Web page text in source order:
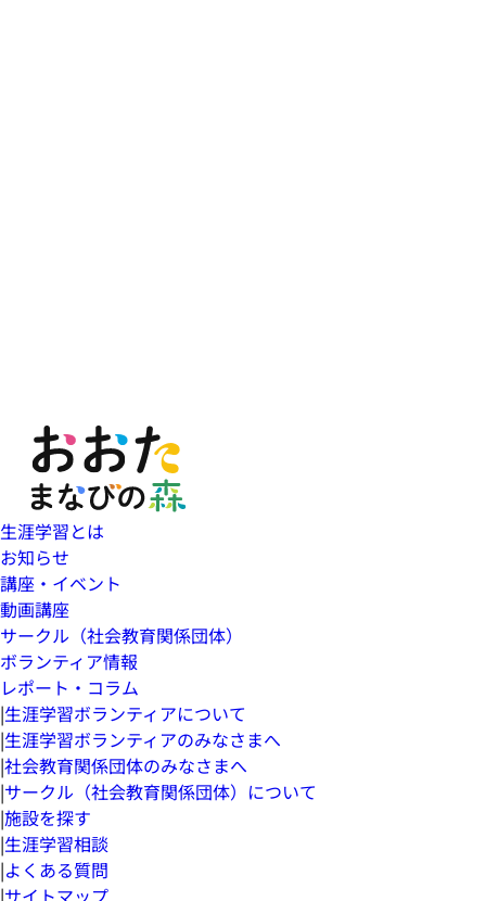
生涯学習とは
お知らせ
講座・イベント
動画講座
サークル（社会教育関係団体）
ボランティア情報
レポート・コラム
|生涯学習ボランティアについて
|生涯学習ボランティアのみなさまへ
|社会教育関係団体のみなさまへ
|サークル（社会教育関係団体）について
|施設を探す
|生涯学習相談
|よくある質問
|サイトマップ